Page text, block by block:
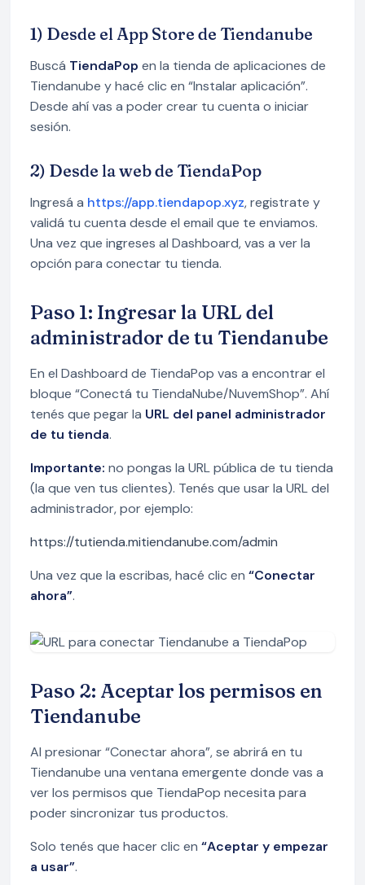
1) Desde el App Store de Tiendanube
Buscá TiendaPop en la tienda de aplicaciones de
Tiendanube y hacé clic en “Instalar aplicación”.
Desde ahí vas a poder crear tu cuenta o iniciar
sesión.
2) Desde la web de TiendaPop
Ingresá a https://app.tiendapop.xyz, registrate y
validá tu cuenta desde el email que te enviamos.
Una vez que ingreses al Dashboard, vas a ver la
opción para conectar tu tienda.
Paso 1: Ingresar la URL del
administrador de tu Tiendanube
En el Dashboard de TiendaPop vas a encontrar el
bloque “Conectá tu TiendaNube/NuvemShop”. Ahí
tenés que pegar la URL del panel administrador
de tu tienda.
Importante: no pongas la URL pública de tu tienda
(la que ven tus clientes). Tenés que usar la URL del
administrador, por ejemplo:
https://tutienda.mitiendanube.com/admin
Una vez que la escribas, hacé clic en “Conectar
ahora”.
Paso 2: Aceptar los permisos en
Tiendanube
Al presionar “Conectar ahora”, se abrirá en tu
Tiendanube una ventana emergente donde vas a
ver los permisos que TiendaPop necesita para
poder sincronizar tus productos.
Solo tenés que hacer clic en “Aceptar y empezar
a usar”.